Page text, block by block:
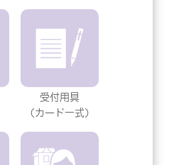
受付用具
（カード一式）